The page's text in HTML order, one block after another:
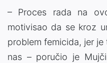
– Proces rada na
motivisao da se kroz
problem femicida, jer
nas – poručio je